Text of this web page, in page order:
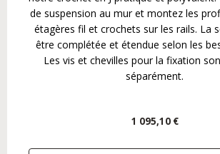
de suspension au mur et montez les
étagères fil et crochets sur les rails. La
être complétée et étendue selon les
Les vis et chevilles pour la fixation
séparément.
1 095,10 €